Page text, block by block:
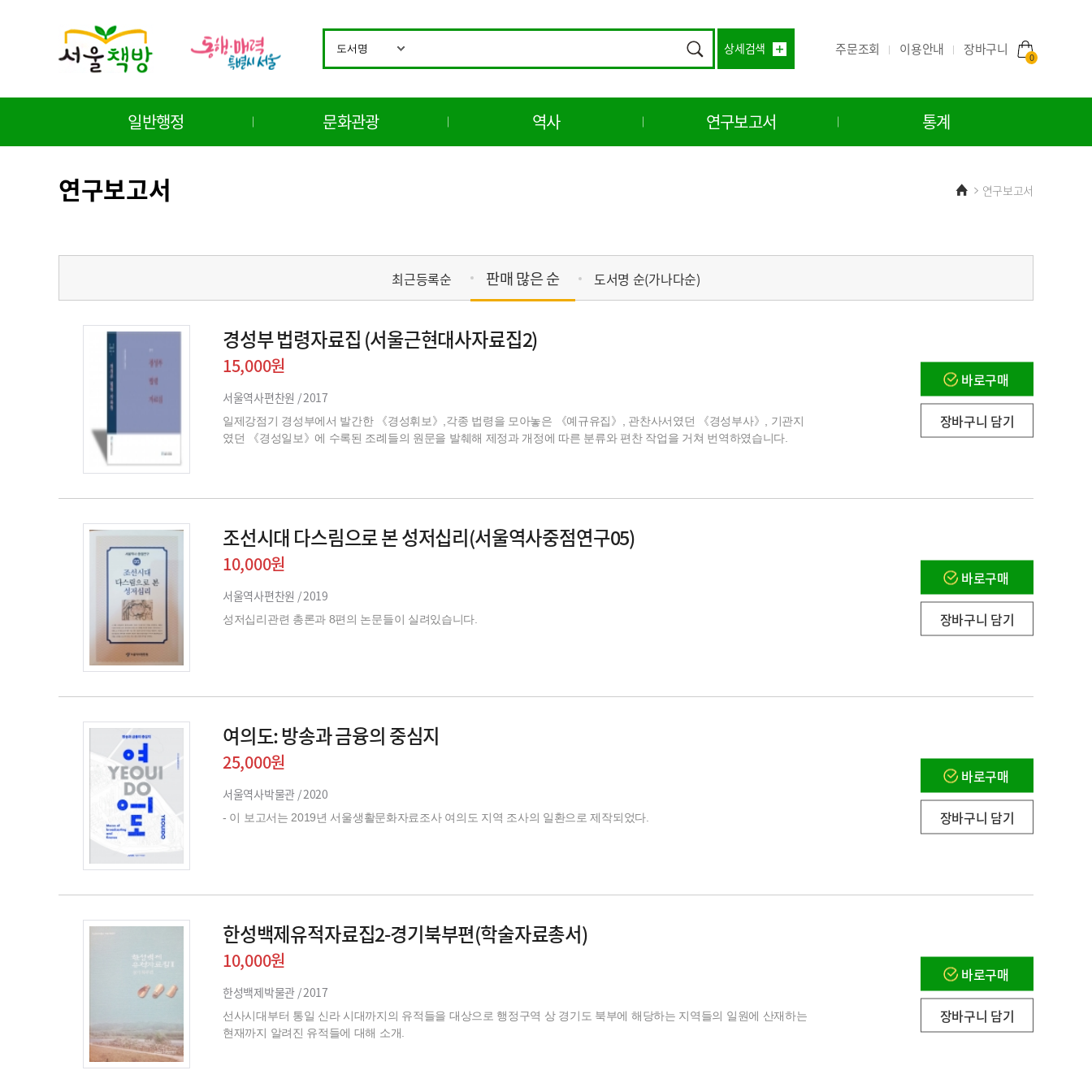
주문조회 이용안내 장바구니 0
창
선
검
검색
상세검색
일반행정 문화관광 역사 연구보고서 통계
연구보고서 Home연구보고서
최근등록순 판매 많은 순 도서명 순(가나다순)
경성부 법령자료집 (서울근현대사자료집2)
15,000원
서울역사편찬원 /2017
일제강점기 경성부에서 발간한 《경성휘보》,각종 법령을 모아놓은 《예규유집》, 관찬사서였던 《경성부사》, 기관지
였던 《경성일보》에 수록된 조례들의 원문을 발췌해 제정과 개정에 따른 분류와 편찬 작업을 거쳐 번역하였습니다.
바로구매
장바구니 담기
조선시대 다스림으로 본 성저십리(서울역사중점연구05)
10,000원
서울역사편찬원 /2019
성저십리관련 총론과 8편의 논문들이 실려있습니다.
바로구매
장바구니 담기
여의도: 방송과 금융의 중심지
25,000원
서울역사박물관 /2020
- 이 보고서는 2019년 서울생활문화자료조사 여의도 지역 조사의 일환으로 제작되었다.
바로구매
장바구니 담기
한성백제유적자료집2-경기북부편(학술자료총서)
10,000원
한성백제박물관 /2017
선사시대부터 통일 신라 시대까지의 유적들을 대상으로 행정구역 상 경기도 북부에 해당하는 지역들의 일원에 산재하는
현재까지 알려진 유적들에 대해 소개.
바로구매
장바구니 담기